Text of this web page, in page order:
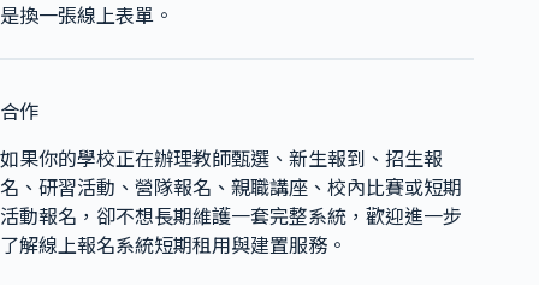
是換一張線上表單。
合作
如果你的學校正在辦理教師甄選、新生報到、招生報
名、研習活動、營隊報名、親職講座、校內比賽或短期
活動報名，卻不想長期維護一套完整系統，歡迎進一步
了解線上報名系統短期租用與建置服務。